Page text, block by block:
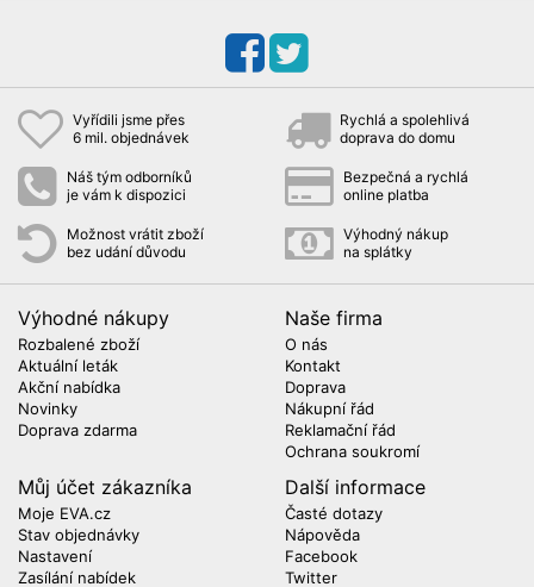
Vyřídili jsme přes
6 mil. objednávek
Rychlá a spolehlivá
doprava do domu
Náš tým odborníků
je vám k dispozici
Bezpečná a rychlá
online platba
Možnost vrátit zboží
bez udání důvodu
Výhodný nákup
na splátky
Výhodné nákupy
Rozbalené zboží
Aktuální leták
Akční nabídka
Novinky
Doprava zdarma
Naše firma
O nás
Kontakt
Doprava
Nákupní řád
Reklamační řád
Ochrana soukromí
Můj účet zákazníka
Moje EVA.cz
Stav objednávky
Nastavení
Zasílání nabídek
Další informace
Časté dotazy
Nápověda
Facebook
Twitter